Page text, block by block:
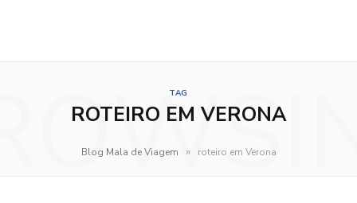
TAG
ROTEIRO EM VERONA
Blog Mala de Viagem » roteiro em Verona